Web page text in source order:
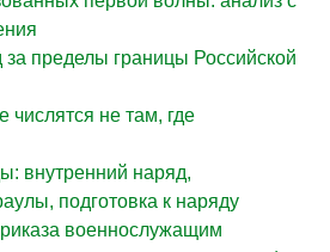
за пределы границы Российской
числятся не там, где
внутренний наряд,
подготовка к наряду
военнослужащим